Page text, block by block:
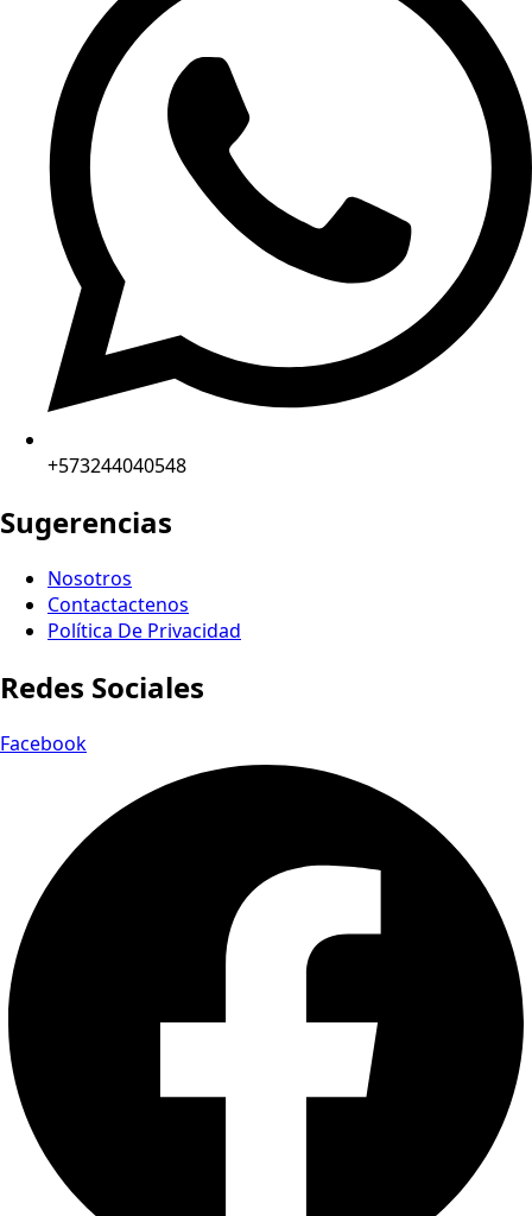
+573244040548
Sugerencias
Nosotros
Contactactenos
Política De Privacidad
Redes Sociales
Facebook